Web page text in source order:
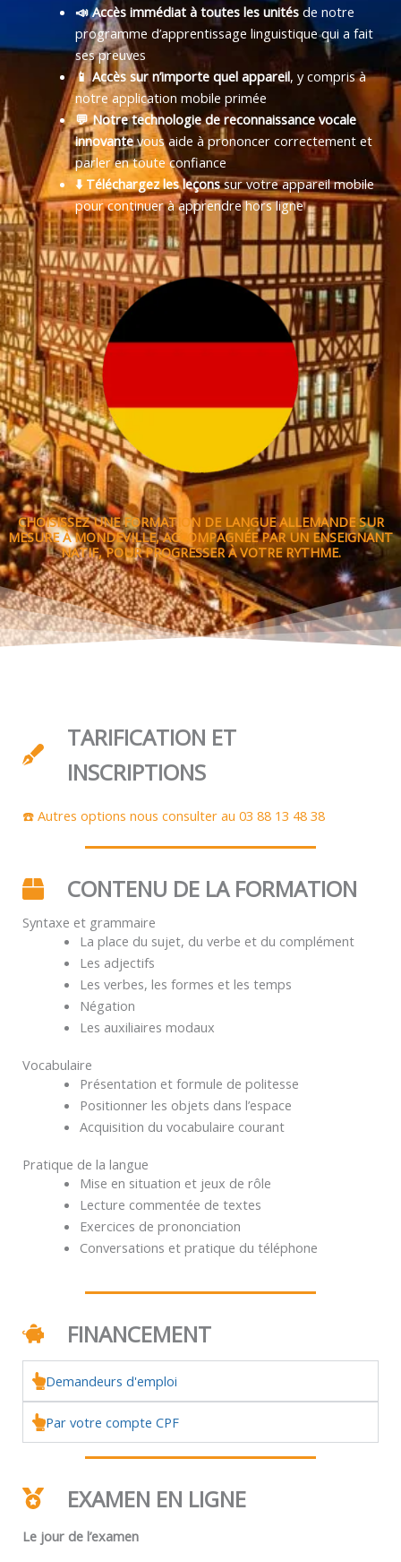
📣 Accès immédiat à toutes les unitésde notre
programme d’apprentissage linguistique qui a fait
ses preuves
📱 Accès sur n’importe quel appareil, y compris à
notre application mobile primée
💬 Notre technologie de reconnaissance vocale
innovantevous aide à prononcer correctement et
parler en toute confiance
⬇️ Téléchargez les leçonssur votre appareil mobile
pour continuer à apprendre hors ligne
CHOISISSEZ UNE FORMATION DE LANGUE ALLEMANDE SUR
MESURE À MONDEVILLE, ACCOMPAGNÉE PAR UN ENSEIGNANT
NATIF, POUR PROGRESSER À VOTRE RYTHME.
TARIFICATION ET
INSCRIPTIONS
☎️ Autres options nous consulter au 03 88 13 48 38
CONTENU DE LA FORMATION
Syntaxe et grammaire
La place du sujet, du verbe et du complément
Les adjectifs
Les verbes, les formes et les temps
Négation
Les auxiliaires modaux
Vocabulaire
Présentation et formule de politesse
Positionner les objets dans l’espace
Acquisition du vocabulaire courant
Pratique de la langue
Mise en situation et jeux de rôle
Lecture commentée de textes
Exercices de prononciation
Conversations et pratique du téléphone
FINANCEMENT
Demandeurs d'emploi
Par votre compte CPF
EXAMEN EN LIGNE
Le jour de l’examen